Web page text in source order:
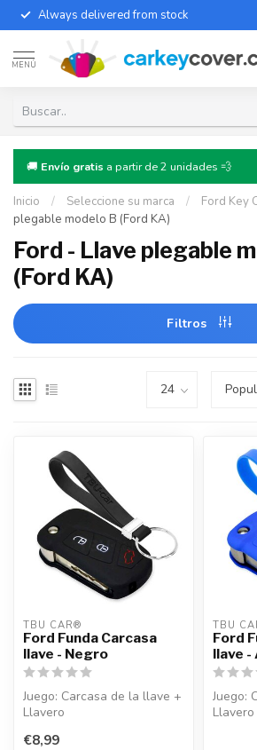
Always delivered from stock
MENÚ
🚚 Envío gratis a partir de 2 unidades 💨
Inicio / Seleccione su marca / Ford Key
plegable modelo B (Ford KA)
Ford - Llave plegable
(Ford KA)
Filtros
TBU CAR®
Ford Funda Carcasa
llave - Negro
Juego: Carcasa de la llave +
Llavero
€8,99
TBU
Ford
llave -
Juego:
Llavero